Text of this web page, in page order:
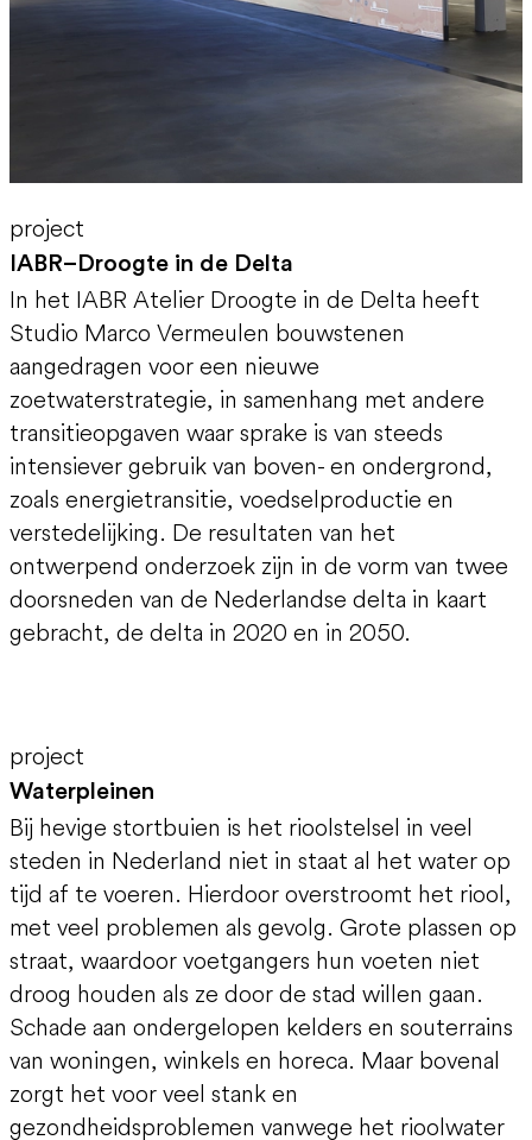
project
IABR–Droogte in de Delta
In het IABR Atelier Droogte in de Delta heeft
Studio Marco Vermeulen bouwstenen
aangedragen voor een nieuwe
zoetwaterstrategie, in samenhang met andere
transitieopgaven waar sprake is van steeds
intensiever gebruik van boven- en ondergrond,
zoals energietransitie, voedselproductie en
verstedelijking. De resultaten van het
ontwerpend onderzoek zijn in de vorm van twee
doorsneden van de Nederlandse delta in kaart
gebracht, de delta in 2020 en in 2050.
project
Waterpleinen
Bij hevige stortbuien is het rioolstelsel in veel
steden in Nederland niet in staat al het water op
tijd af te voeren. Hierdoor overstroomt het riool,
met veel problemen als gevolg. Grote plassen op
straat, waardoor voetgangers hun voeten niet
droog houden als ze door de stad willen gaan.
Schade aan ondergelopen kelders en souterrains
van woningen, winkels en horeca. Maar bovenal
zorgt het voor veel stank en
gezondheidsproblemen vanwege het rioolwater